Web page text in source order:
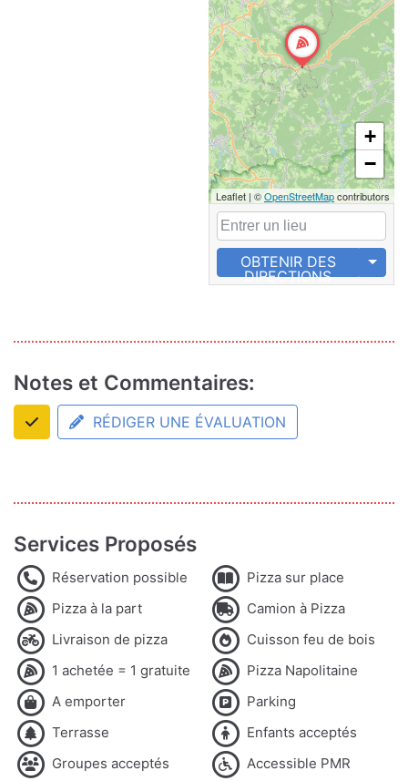
+
−
Leaflet | ©OpenStreetMapcontributors
OBTENIR DES
DIRECTIONS
Notes et Commentaires:
RÉDIGER UNE ÉVALUATION
Services Proposés
Réservation possible
Pizza sur place
Pizza à la part
Camion à Pizza
Livraison de pizza
Cuisson feu de bois
1 achetée = 1 gratuite
Pizza Napolitaine
A emporter
Parking
Terrasse
Enfants acceptés
Groupes acceptés
Accessible PMR